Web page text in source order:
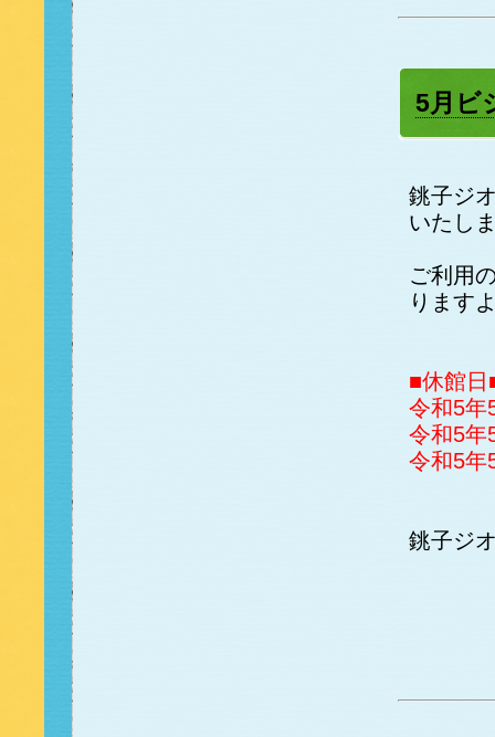
5月ビ
銚子ジ
いたし
ご利用
ります
■休館日
令和5
令和5
令和5
銚子ジ